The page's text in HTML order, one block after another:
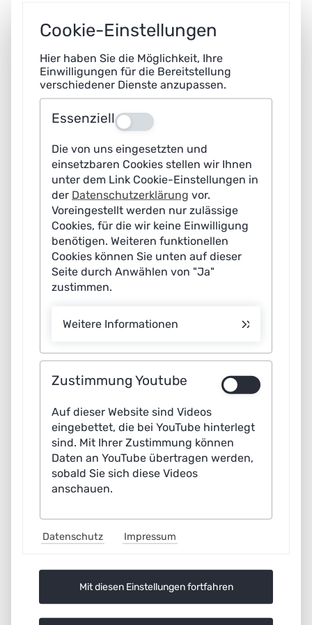
Whether in nursing, rehabilitation or outpatient medical
care, artificial intelligence (AI) promises enormous
innovation processes and innovative business models
are needed to enable patients to benefit from this
potential. This involves overcoming technical, ethical,
regulatory and economic challenges. Economically
viable business models help to bring AI-based
innovations to the breadth of the healthcare system and
(471.1 KiB)
Cookie-Einstellungen
Hier haben Sie die Möglichkeit, Ihre
Einwilligungen für die Bereitstellung
verschiedener Dienste anzupassen.
Essenziell Aus
Die von uns eingesetzten und
einsetzbaren Cookies stellen wir Ihnen
unter dem Link Cookie-Einstellungen in
der Datenschutzerklärung vor.
Voreingestellt werden nur zulässige
Cookies, für die wir keine Einwilligung
benötigen. Weiteren funktionellen
Cookies können Sie unten auf dieser
Seite durch Anwählen von "Ja"
zustimmen.
Weitere Informationen
Zustimmung Youtube
Auf dieser Website sind Videos
eingebettet, die bei YouTube hinterlegt
sind. Mit Ihrer Zustimmung können
Daten an YouTube übertragen werden,
sobald Sie sich diese Videos
anschauen.
Datenschutz Impressum
Mit diesen Einstellungen fortfahren